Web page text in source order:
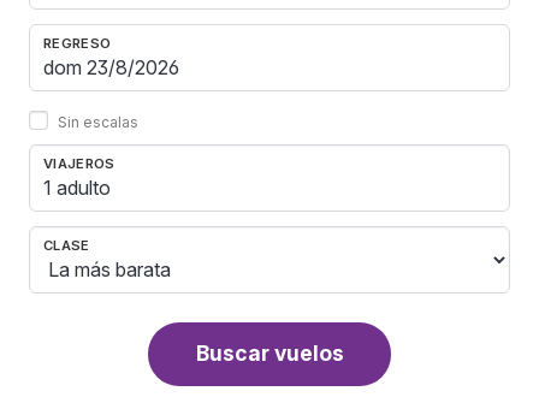
REGRESO
Sin escalas
VIAJEROS
1 adulto
CLASE
Buscar vuelos